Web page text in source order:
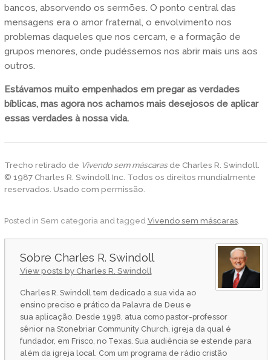
bancos, absorvendo os sermões. O ponto central das
mensagens era o amor fraternal, o envolvimento nos
problemas daqueles que nos cercam, e a formação de
grupos menores, onde pudéssemos nos abrir mais uns aos
outros.
Estávamos muito empenhados em pregar as verdades
bíblicas, mas agora nos achamos mais desejosos de aplicar
essas verdades à nossa vida.
Trecho retirado de Vivendo sem máscarasde Charles R. Swindoll.
© 1987 Charles R. Swindoll Inc. Todos os direitos mundialmente
reservados. Usado com permissão.
Posted in Sem categoria and tagged Vivendo sem máscaras.
Charles R. Swindoll
View posts by Charles R. Swindoll
Charles R. Swindoll tem dedicado a sua vida ao
ensino preciso e prático da Palavra de Deus e
sua aplicação. Desde 1998, atua como pastor-professor
sênior na Stonebriar Community Church, igreja da qual é
fundador, em Frisco, no Texas. Sua audiência se estende para
além da igreja local. Com um programa de rádio cristão